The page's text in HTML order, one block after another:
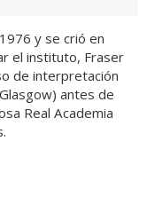
y se crió en
el instituto, Fraser
de interpretación
antes de
Real Academia